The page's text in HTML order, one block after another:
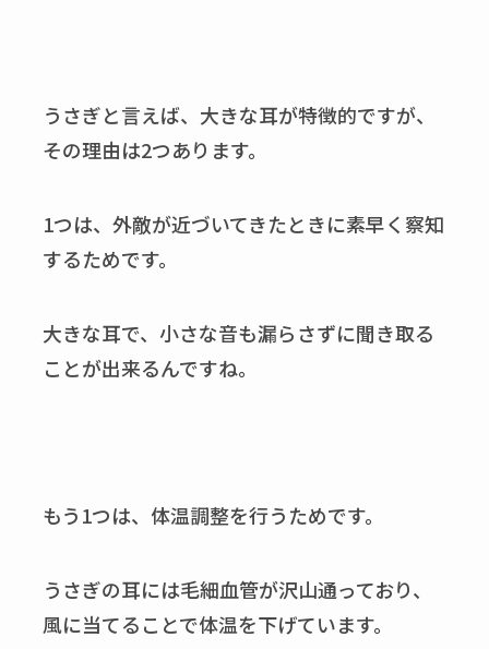
うさぎと言えば、大きな耳が特徴的ですが、
その理由は2つあります。
1つは、外敵が近づいてきたときに素早く察知
するためです。
大きな耳で、小さな音も漏らさずに聞き取る
ことが出来るんですね。
もう1つは、体温調整を行うためです。
うさぎの耳には毛細血管が沢山通っており、
風に当てることで体温を下げています。